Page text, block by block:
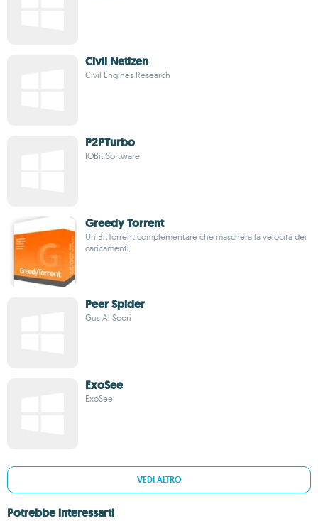
Civil Netizen
Civil Engines Research
P2PTurbo
IOBit Software
Greedy Torrent
Un BitTorrent complementare che maschera la velocità dei
caricamenti
Peer Spider
Gus Al Soori
ExoSee
ExoSee
VEDI ALTRO
Potrebbe interessarti